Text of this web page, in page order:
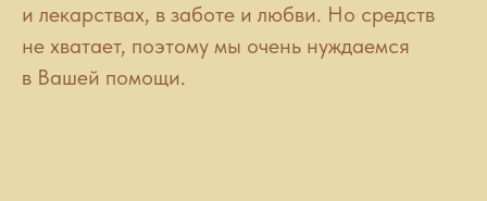
и лекарствах, в заботе и любви. Но средств
не хватает, поэтому мы очень нуждаемся
в Вашей помощи.